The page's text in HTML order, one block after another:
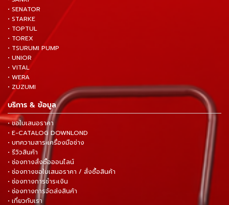
• SENATOR
• STARKE
• TOPTUL
• TOREX
• TSURUMI PUMP
• UNIOR
• VITAL
• WERA
• ZUZUMI
บริการ & ข้อมูล
• ขอใบเสนอราคา
• E-CATALOG DOWNLOND
• บทความสาระเครื่องมือช่าง
• รีวิวสินค้า
• ช่องทางสั่งซื้อออนไลน์
• ช่องทางขอใบเสนอราคา / สั่งซื้อสินค้า
• ช่องทางการชำระเงิน
• ช่องทางการจัดส่งสินค้า
• เกี่ยวกับเรา